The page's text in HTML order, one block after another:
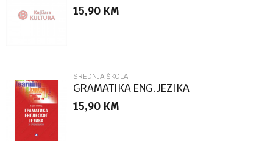
Poruka
POŠALJI
15,90 KM
SREDNJA ŠKOLA
GRAMATIKA ENG.JEZIKA
15,90 KM